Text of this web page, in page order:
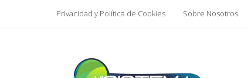
Privacidad y Política de Cookies Sobre Nosotros